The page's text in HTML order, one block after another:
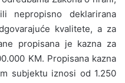
nepropisno deklarirana
kvalitete, a za
propisana je kazna za
KM. Propisana kazna
subjektu iznosi od 1.250